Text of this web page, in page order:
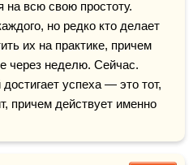
всю свою простоту.
но редко кто делает
их на практике, причем
достигает успеха — это тот,
причем действует именно